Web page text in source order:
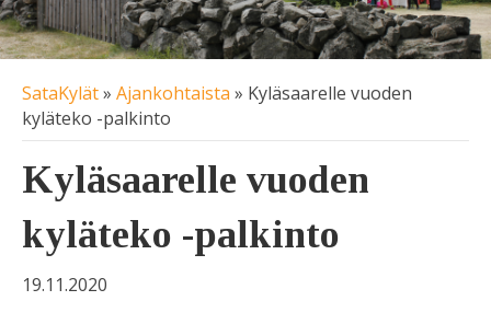
SataKylät» Ajankohtaista » Kyläsaarelle vuoden
kyläteko -palkinto
Kyläsaarelle vuoden
kyläteko -palkinto
19.11.2020